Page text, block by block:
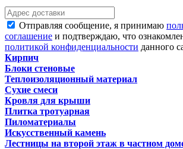
Отправляя сообщение, я принимаю
соглашение и подтверждаю, что
политикой конфиденциальности данного
Кирпич
Блоки стеновые
Теплоизоляционный материал
Сухие смеси
Кровля для крыши
Плитка тротуарная
Пиломатериалы
Искусственный камень
Лестницы на второй этаж в частном